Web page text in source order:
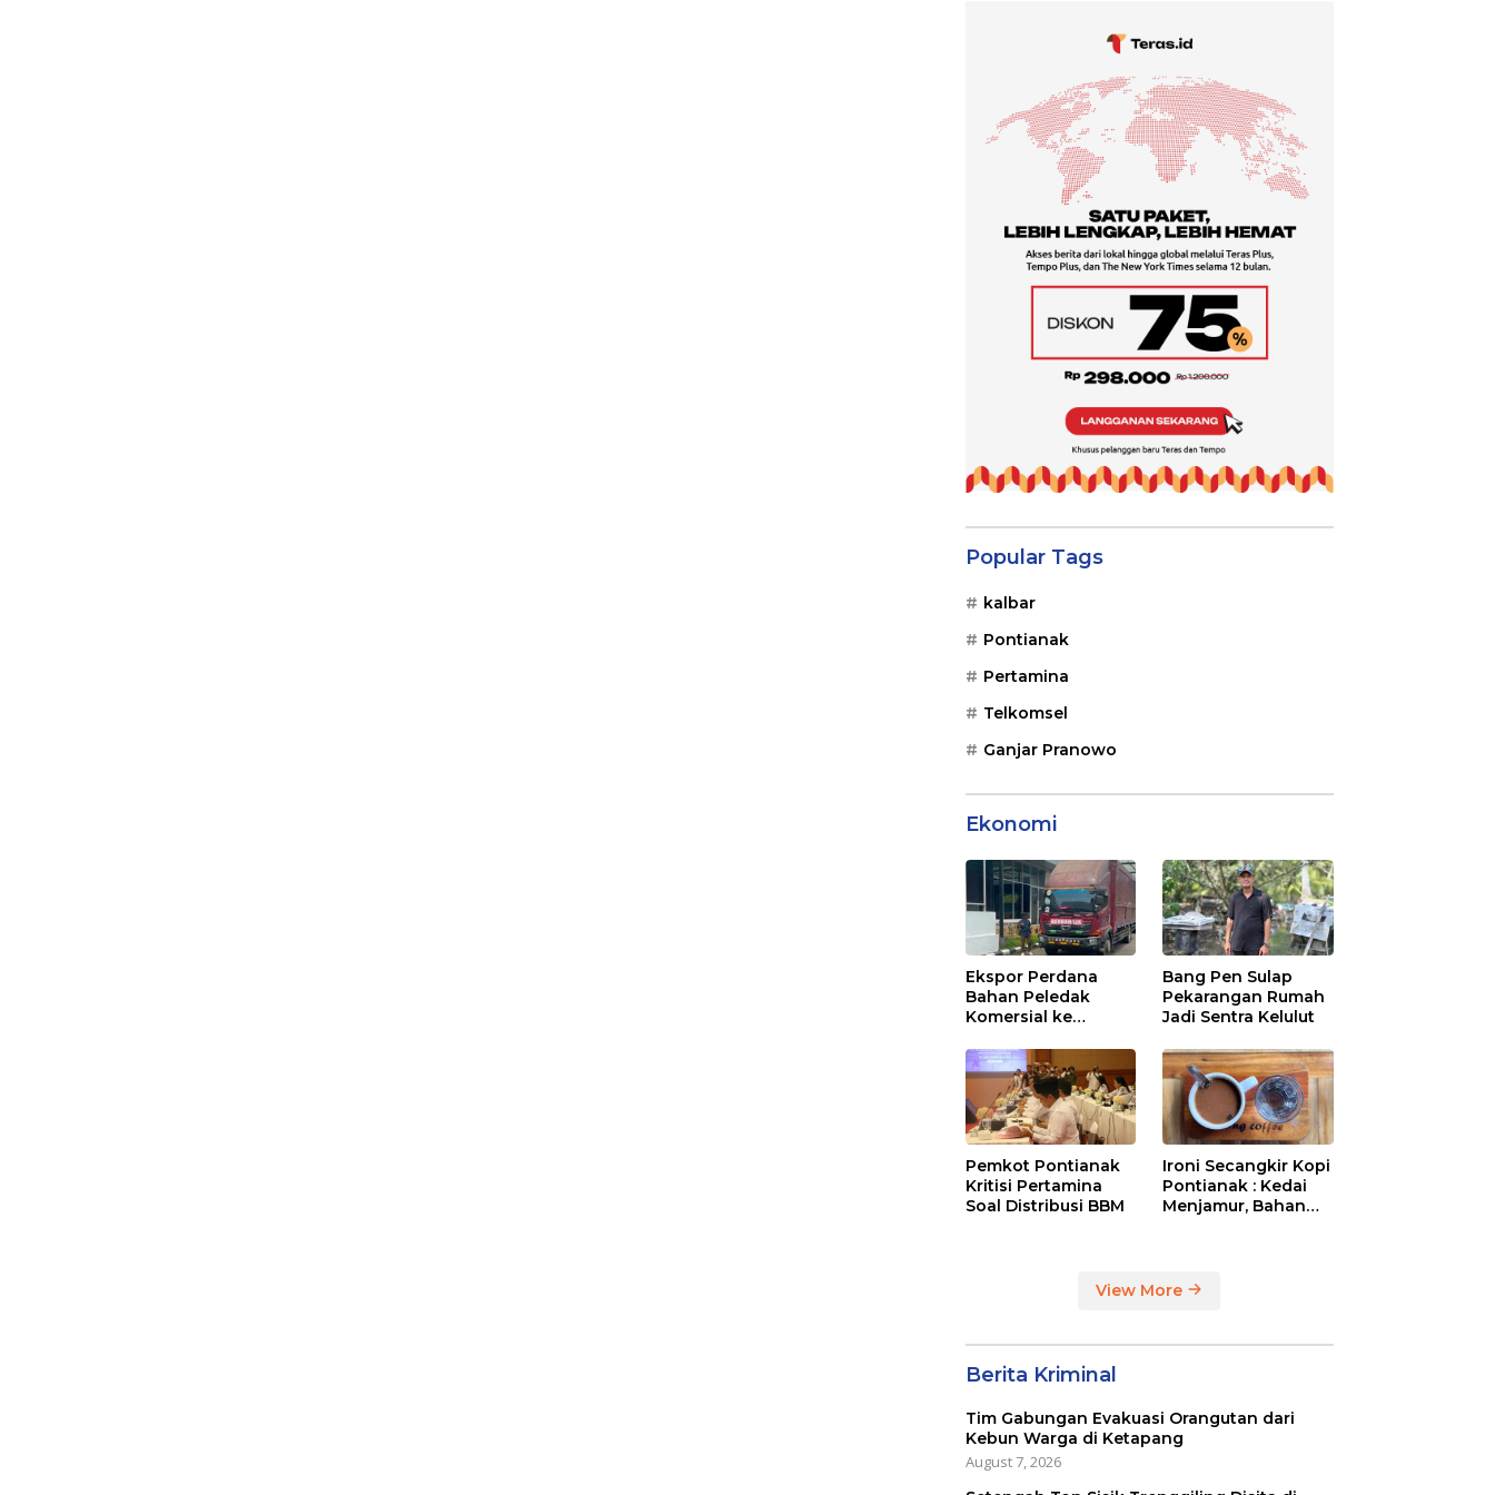
Popular Tags
kalbar
Pontianak
Pertamina
Telkomsel
Ganjar Pranowo
Ekonomi
Ekspor Perdana
Bahan Peledak
Komersial ke
PLBN Entikong
Bang Pen Sulap
Pekarangan Rumah
Jadi Sentra Kelulut
Pemkot Pontianak
Kritisi Pertamina
Soal Distribusi BBM
Ironi Secangkir Kopi
Pontianak : Kedai
Menjamur, Bahan
View More
Berita Kriminal
Tim Gabungan Evakuasi Orangutan dari
Kebun Warga di Ketapang
August 7, 2026